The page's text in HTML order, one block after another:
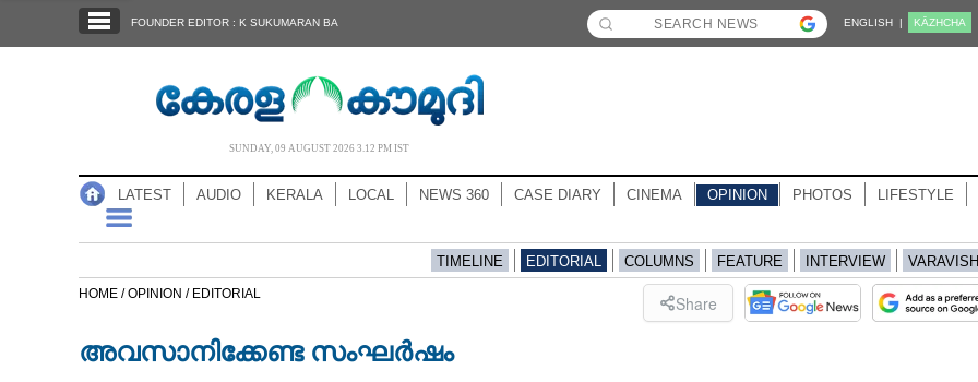
NOTIFIED NEWS
FOUNDER EDITOR : K SUKUMARAN BA ENGLISH | KĀZHCHA
SUNDAY, 09 AUGUST 2026 3.12 PM IST
LATEST AUDIO KERALA LOCAL NEWS 360 CASE DIARY CINEMA OPINION PHOTOS LIFESTYLE
TIMELINE EDITORIAL COLUMNS FEATURE INTERVIEW
HOME /OPINION / EDITORIAL Share
അവസാനിക്കേണ്ട സംഘർഷം